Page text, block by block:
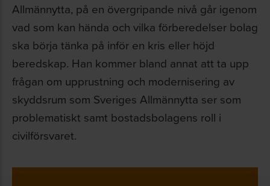
Allmännytta, på en övergripande nivå går igenom
vad som kan hända och vilka förberedelser bolag
ska börja tänka på inför en kris eller höjd
beredskap. Han kommer bland annat att ta upp
frågan om upprustning och modernisering av
skyddsrum som Sveriges Allmännytta ser som
problematiskt samt bostadsbolagens roll i
civilförsvaret.